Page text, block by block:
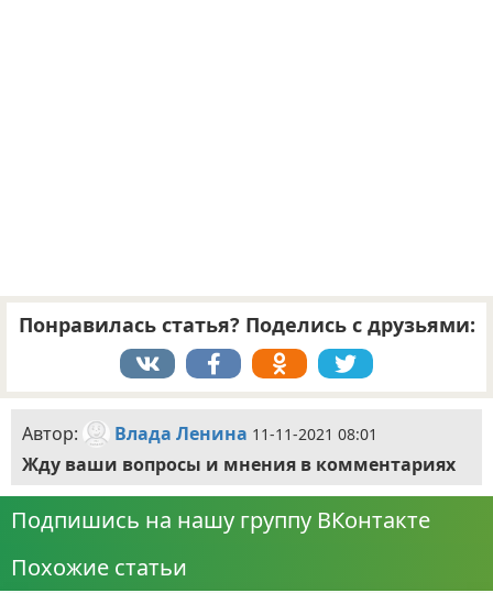
Понравилась статья? Поделись с друзьями:
Автор: Влада Ленина 11-11-2021 08:01
Жду ваши вопросы и мнения в комментариях
Подпишись на нашу группу ВКонтакте
Похожие статьи